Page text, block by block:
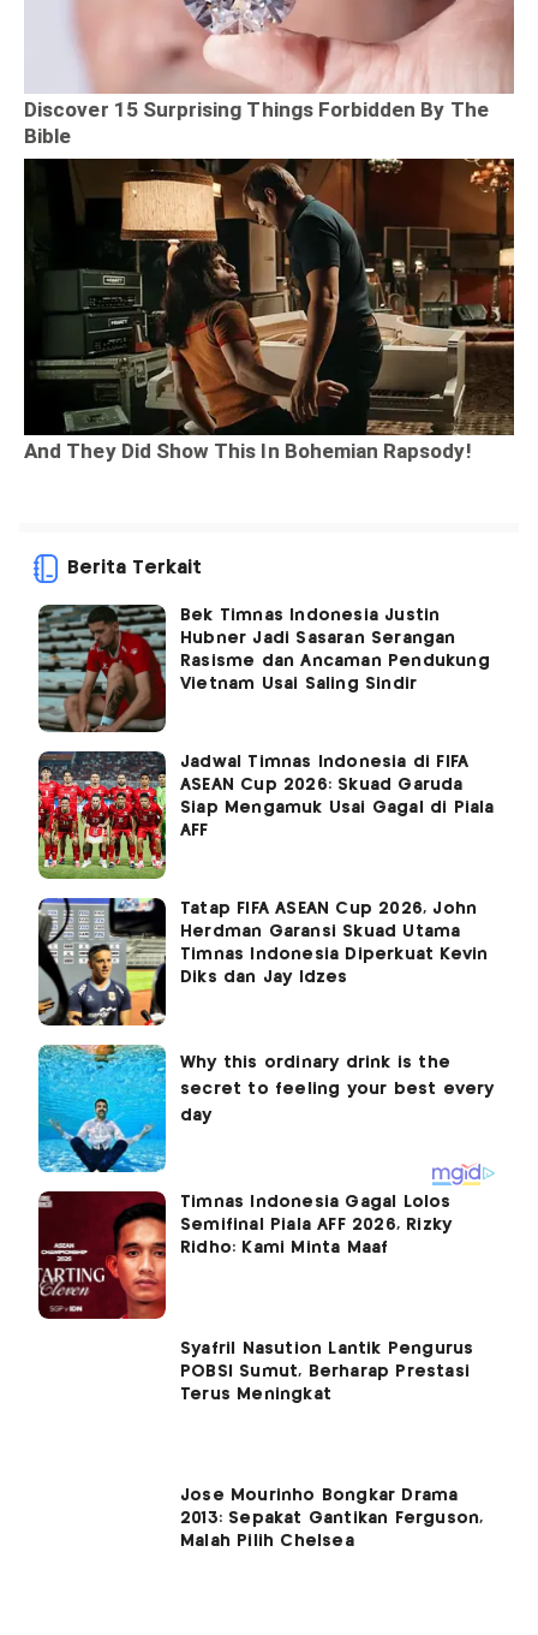
Berita Terkait
Bek Timnas Indonesia Justin
Hubner Jadi Sasaran Serangan
Rasisme dan Ancaman Pendukung
Vietnam Usai Saling Sindir
Jadwal Timnas Indonesia di FIFA
ASEAN Cup 2026: Skuad Garuda
Siap Mengamuk Usai Gagal di Piala
AFF
Tatap FIFA ASEAN Cup 2026, John
Herdman Garansi Skuad Utama
Timnas Indonesia Diperkuat Kevin
Diks dan Jay Idzes
Timnas Indonesia Gagal Lolos
Semifinal Piala AFF 2026, Rizky
Ridho: Kami Minta Maaf
Syafril Nasution Lantik Pengurus
POBSI Sumut, Berharap Prestasi
Terus Meningkat
Jose Mourinho Bongkar Drama
2013: Sepakat Gantikan Ferguson,
Malah Pilih Chelsea